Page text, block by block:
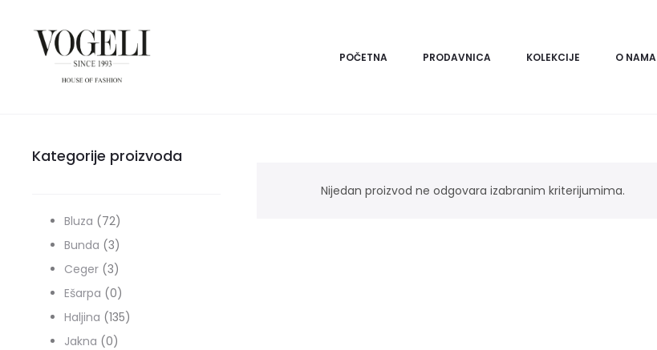
POČETNA PRODAVNICA KOLEKCIJE O NAMA
Nijedan proizvod ne odgovara izabranim kriterijumima.
Kategorije proizvoda
Bluza 7272
proizvoda
Bunda 33
proizvoda
Ceger 33
proizvoda
Ešarpa 00
proizvoda
Haljina 135135
Jakna 00